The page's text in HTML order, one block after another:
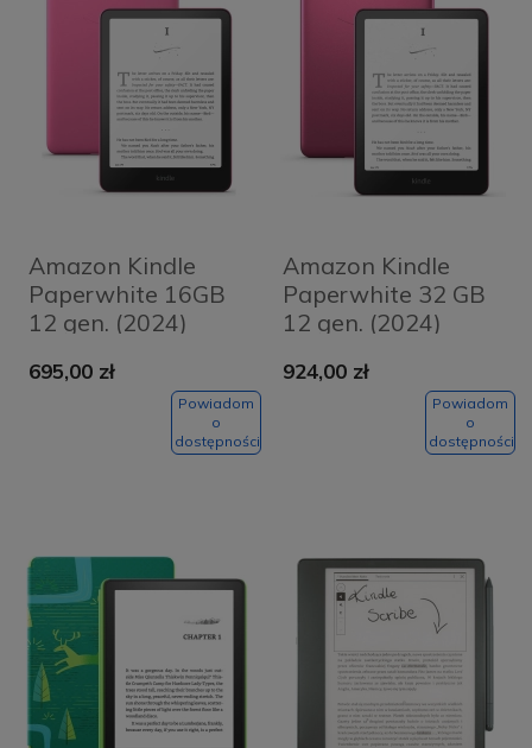
Amazon Kindle
Paperwhite 16GB
12 gen. (2024)
Raspberry
695,00 zł
Powiadom
o
dostępności
Amazon Kindle
Paperwhite 32 GB
12 gen. (2024)
Metaliczny różowy
- Metallic raspberry
924,00 zł
Powiadom
o
dostępności